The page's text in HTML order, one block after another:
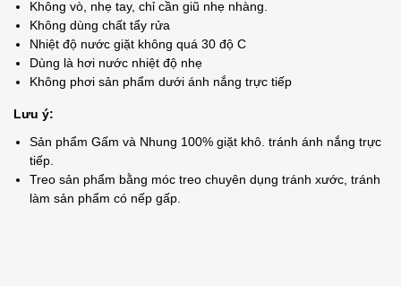
Không vò, nhẹ tay, chỉ cần giũ nhẹ nhàng.
Không dùng chất tẩy rửa
Nhiệt độ nước giặt không quá 30 độ C
Dùng là hơi nước nhiệt độ nhẹ
Không phơi sản phẩm dưới ánh nắng trực tiếp
Lưu ý:
Sản phẩm Gấm và Nhung 100% giặt khô. tránh ánh nắng trực
tiếp.
Treo sản phẩm bằng móc treo chuyên dụng tránh xước, tránh
làm sản phẩm có nếp gấp.